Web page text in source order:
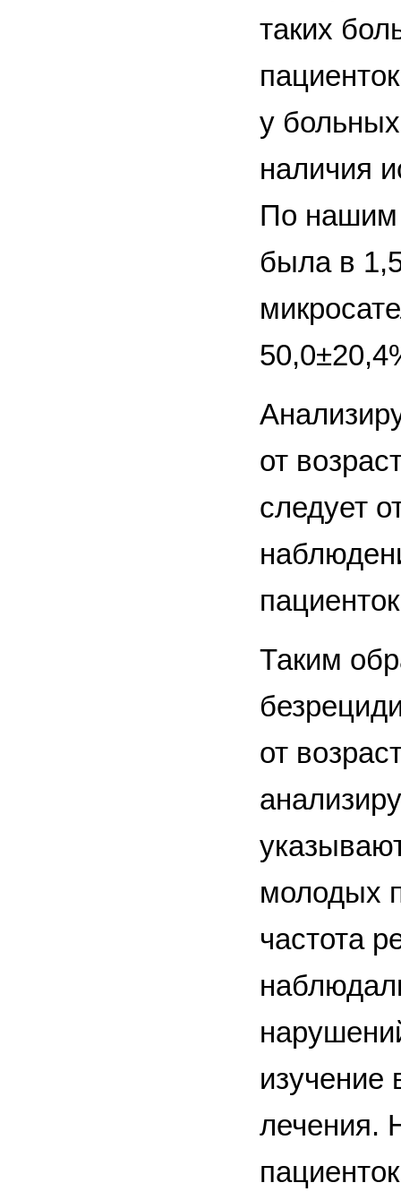
таких
у
наличия
По нашим
была в
от
следует
Таким
от
молодых
частота
изучение
лечения.